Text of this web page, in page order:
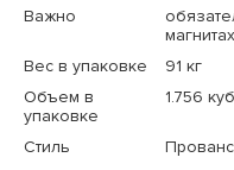
Важно
магнитах
Вес в упаковке
91 кг
Объем в
упаковке
1.756
Стиль